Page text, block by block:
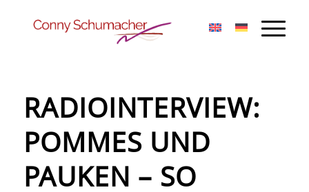
RADIOINTERVIEW:
POMMES UND
PAUKEN – SO